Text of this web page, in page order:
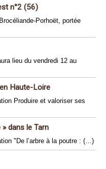
n°2 (56)
Porhoët, portée
lieu du vendredi 12 au
Haute-Loire
Produire et valoriser ses
dans le Tarn
"De l’arbre à la poutre : (…)